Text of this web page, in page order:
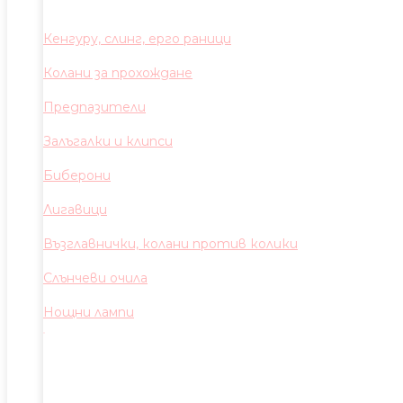
Кенгуру, слинг, ерго раници
Колани за прохождане
Предпазители
Залъгалки и клипси
Биберони
Лигавици
Възглавнички, колани против колики
Слънчеви очила
Нощни лампи